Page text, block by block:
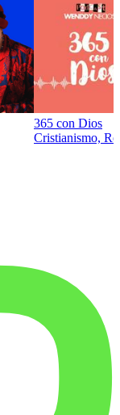
365 con Dios
Cristianismo,